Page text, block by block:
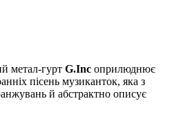
метал-гурт G.Inc оприлюднює
пісень музиканток, яка з
й абстрактно описує